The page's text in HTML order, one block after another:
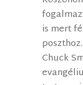
is mert
Chuck